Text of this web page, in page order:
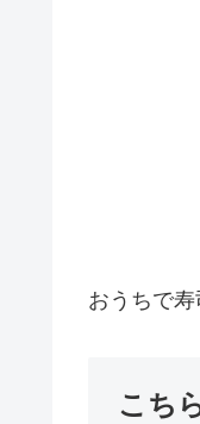
おうちで寿
こち